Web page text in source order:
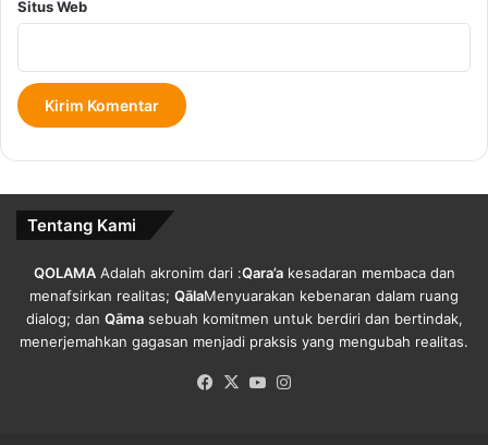
Situs Web
Tentang Kami
QOLAMAAdalah akronim dari :Qara’akesadaran membaca dan
menafsirkan realitas; QālaMenyuarakan kebenaran dalam ruang
dialog; dan Qāmasebuah komitmen untuk berdiri dan bertindak,
menerjemahkan gagasan menjadi praksis yang mengubah realitas.
Facebook
X YouTube